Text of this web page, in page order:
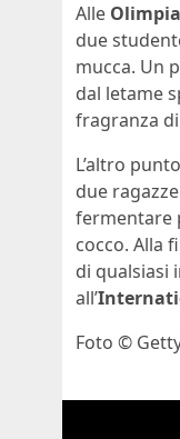
Alle
due
mucca. Un
dal letame
fragranza
L’altro
due
fermentare
cocco. Alla
di qualsiasi
all’
Foto ©